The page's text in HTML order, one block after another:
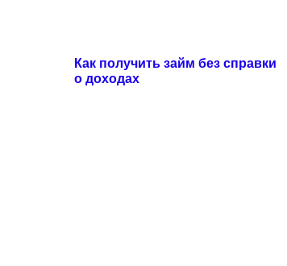
Как получить займ без справки
о доходах